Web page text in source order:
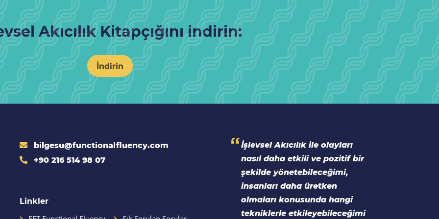
Akıcılık Kitapçığını indirin:
İndirin
bilgesu@functionalfluency.com
+90 216 514 98 07
Linkler
İşlevsel Akıcılık ile olayları
nasıl daha etkili ve pozitif bir
şekilde yönetebileceğimi,
insanları daha üretken
olmaları konusunda hangi
tekniklerle etkileyebileceğimi